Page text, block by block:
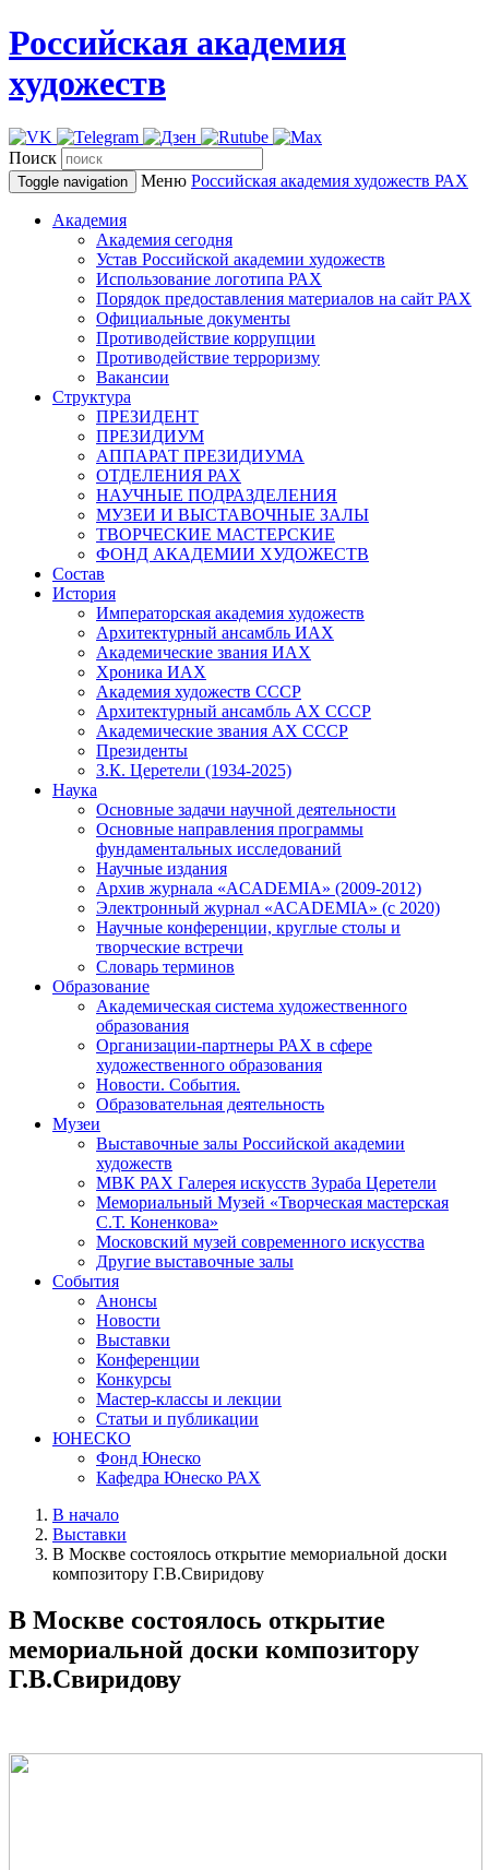
Российская академия
художеств
Поиск
Toggle navigation Меню Российская академия художеств РАХ
Академия
Академия сегодня
Устав Российской академии художеств
Использование логотипа РАХ
Порядок предоставления материалов на сайт РАХ
Официальные документы
Противодействие коррупции
Противодействие терроризму
Вакансии
Структура
ПРЕЗИДЕНТ
ПРЕЗИДИУМ
АППАРАТ ПРЕЗИДИУМА
ОТДЕЛЕНИЯ РАХ
НАУЧНЫЕ ПОДРАЗДЕЛЕНИЯ
МУЗЕИ И ВЫСТАВОЧНЫЕ ЗАЛЫ
ТВОРЧЕСКИЕ МАСТЕРСКИЕ
ФОНД АКАДЕМИИ ХУДОЖЕСТВ
Состав
История
Императорская академия художеств
Архитектурный ансамбль ИАХ
Академические звания ИАХ
Хроника ИАХ
Академия художеств СССР
Архитектурный ансамбль АХ СССР
Академические звания АХ СССР
Президенты
З.К. Церетели (1934-2025)
Наука
Основные задачи научной деятельности
Основные направления программы
фундаментальных исследований
Научные издания
Архив журнала «ACADEMIA» (2009-2012)
Электронный журнал «ACADEMIA» (с 2020)
Научные конференции, круглые столы и
творческие встречи
Словарь терминов
Образование
Академическая система художественного
образования
Организации-партнеры РАХ в сфере
художественного образования
Новости. События.
Образовательная деятельность
Музеи
Выставочные залы Российской академии
художеств
МВК РАХ Галерея искусств Зураба Церетели
Мемориальный Музей «Творческая мастерская
С.Т. Коненкова»
Московский музей современного искусства
Другие выставочные залы
События
Анонсы
Новости
Выставки
Конференции
Конкурсы
Мастер-классы и лекции
Статьи и публикации
ЮНЕСКО
Фонд Юнеско
Кафедра Юнеско РАХ
В начало
Выставки
В Москве состоялось открытие мемориальной доски
композитору Г.В.Свиридову
В Москве состоялось открытие
мемориальной доски композитору
Г.В.Свиридову